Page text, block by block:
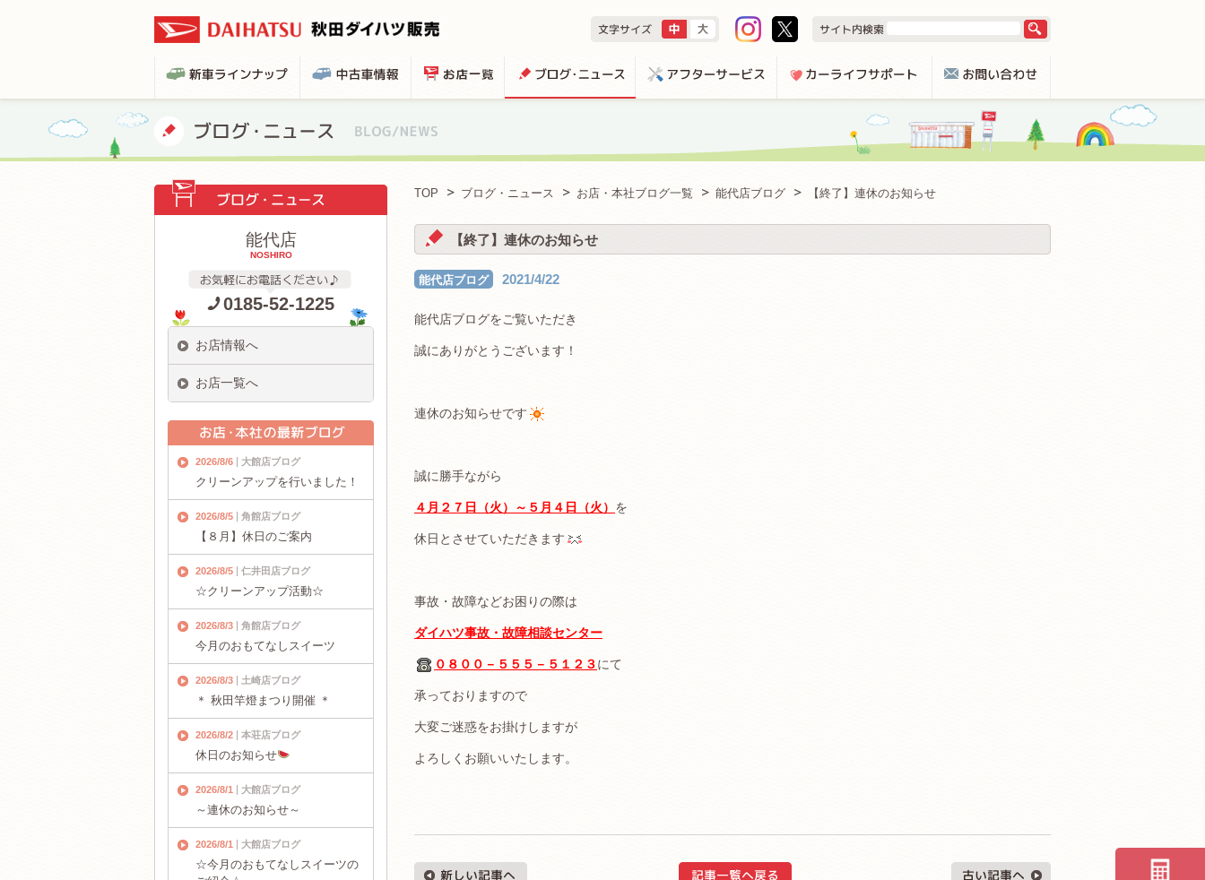
TOP ブログ・ニュース お店・本社ブログ一覧 能代店ブログ 【終了】連休のお知らせ
【終了】連休のお知らせ
能代店ブログ 2021/4/22
能代店ブログをご覧いただき
誠にありがとうございます！
連休のお知らせです
誠に勝手ながら
４月２７日（火）～５月４日（火） を
休日とさせていただきます
事故・故障などお困りの際は
ダイハツ事故・故障相談センター
０８００－５５５－５１２３にて
承っておりますので
大変ご迷惑をお掛けしますが
よろしくお願いいたします。
能代店
NOSHIRO
0185-52-1225
お店情報へ
お店一覧へ
2026/8/6 大館店ブログ
クリーンアップを行いました！
2026/8/5 角館店ブログ
【８月】休日のご案内
2026/8/5 仁井田店ブログ
☆クリーンアップ活動☆
2026/8/3 角館店ブログ
今月のおもてなしスイーツ
2026/8/3 土崎店ブログ
＊ 秋田竿燈まつり開催 ＊
2026/8/2 本荘店ブログ
休日のお知らせ
2026/8/1 大館店ブログ
～連休のお知らせ～
2026/8/1 大館店ブログ
☆今月のおもてなしスイーツの